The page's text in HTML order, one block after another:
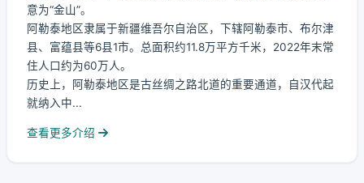
意为“金山”。
阿勒泰地区隶属于新疆维吾尔自治区，下辖阿勒泰市、布尔津
县、富蕴县等6县1市。总面积约11.8万平方千米，2022年末常
住人口约为60万人。
历史上，阿勒泰地区是古丝绸之路北道的重要通道，自汉代起
就纳入中...
查看更多介绍